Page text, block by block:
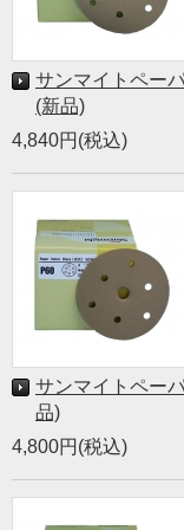
サンマイトペー
(新品)
4,840円(税込)
サンマイトペー
品)
4,800円(税込)